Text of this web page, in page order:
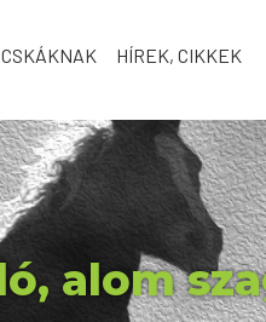
HÍREK, CIKKEK
alom